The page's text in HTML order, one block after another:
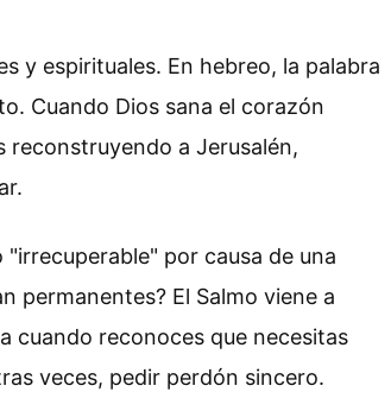
y espirituales. En hebreo, la palabra
Cuando Dios sana el corazón
reconstruyendo a Jerusalén,
por causa de una
permanentes? El Salmo viene a
cuando reconoces que necesitas
veces, pedir perdón sincero.